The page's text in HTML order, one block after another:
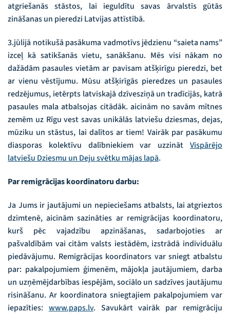
atgriešanās stāstos, lai ieguldītu savas ārvalstīs gūtās
zināšanas un pieredzi Latvijas attīstībā.
3.jūlijā notikušā pasākuma vadmotīvs jēdzienu “saieta nams”
izceļ kā satikšanās vietu, sanākšanu. Mēs visi nākam no
dažādām pasaules vietām ar pavisam atšķirīgu pieredzi, bet
ar vienu vēstījumu. Mūsu atšķirīgās pieredzes un pasaules
redzējumus, ietērpts latviskajā dzīvesziņā un tradīcijās, katrā
pasaules mala atbalsojas citādāk. aicinām no savām mītnes
zemēm uz Rīgu vest savas unikālās latviešu dziesmas, dejas,
mūziku un stāstus, lai dalītos ar tiem! Vairāk par pasākumu
diasporas kolektīvu dalībniekiem var uzzināt Vispārējo
latviešu Dziesmu un Deju svētku mājas lapā.
Par remigrācijas koordinatoru darbu:
Ja Jums ir jautājumi un nepieciešams atbalsts, lai atgrieztos
dzimtenē, aicinām sazināties ar remigrācijas koordinatoru,
kurš pēc vajadzību apzināšanas, sadarbojoties ar
pašvaldībām vai citām valsts iestādēm, izstrādā individuālu
piedāvājumu. Remigrācijas koordinators var sniegt atbalstu
par: pakalpojumiem ģimenēm, mājokļa jautājumiem, darba
un uzņēmējdarbības iespējām, sociālo un sadzīves jautājumu
risināšanu. Ar koordinatora sniegtajiem pakalpojumiem var
iepazīties: www.paps.lv. Savukārt vairāk par remigrāciju